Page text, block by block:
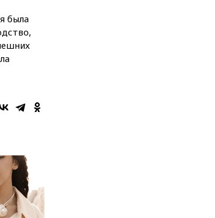
по
у
этом
на
была